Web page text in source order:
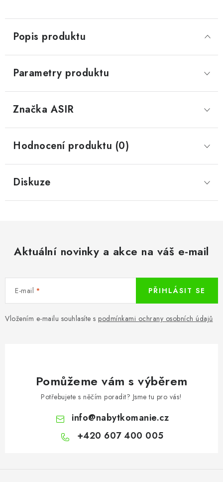
Popis produktu
Parametry produktu
Značka ASIR
Hodnocení produktu (0)
Diskuze
Aktuální novinky a akce na váš e-mail
E-mail
Vložením e-mailu souhlasíte s podmínkami ochrany osobních údajů
PŘIHLÁSIT SE
Pomůžeme vám s výběrem
Potřebujete s něčím poradit? Jsme tu pro vás!
info@nabytkomanie.cz
+420 607 400 005